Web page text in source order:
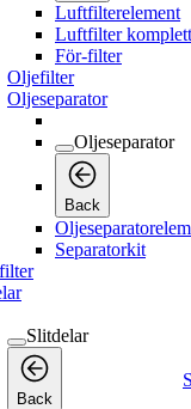
Luftfilterelement
Luftfilter komplett
För-filter
Oljefilter
Oljeseparator
Oljeseparator
Back
Separatorkit
Slitdelar
Back